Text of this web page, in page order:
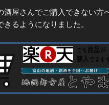
酒屋さんでご購入できない方
きるようになりました。